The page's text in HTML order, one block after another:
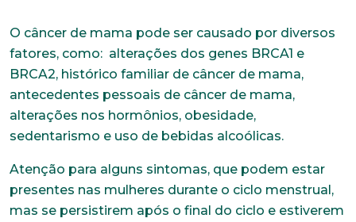
O câncer de mama pode ser causado por diversos
fatores, como: alterações dos genes BRCA1 e
BRCA2, histórico familiar de câncer de mama,
antecedentes pessoais de câncer de mama,
alterações nos hormônios, obesidade,
sedentarismo e uso de bebidas alcoólicas.
Atenção para alguns sintomas, que podem estar
presentes nas mulheres durante o ciclo menstrual,
mas se persistirem após o final do ciclo e estiverem